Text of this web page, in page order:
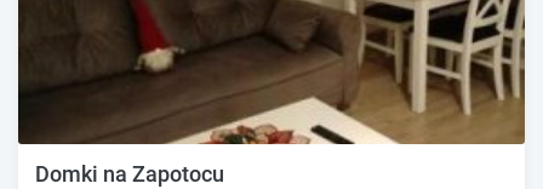
Domki na Zapotocu